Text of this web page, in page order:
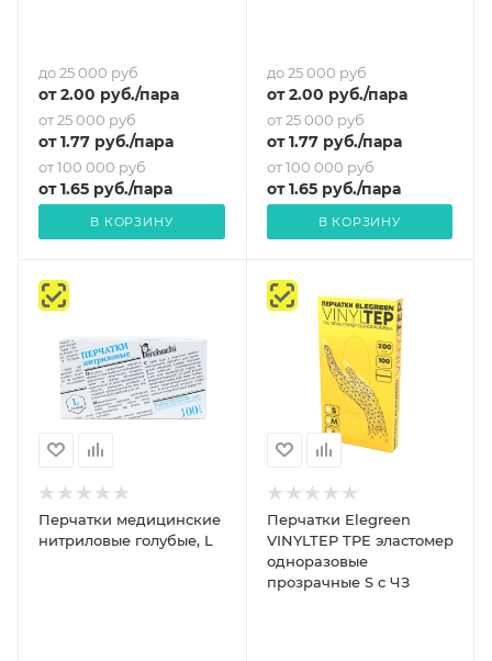
до 25 000 руб
от2.00 руб./пара
от 25 000 руб
от1.77 руб./пара
от 100 000 руб
от1.65 руб./пара
В КОРЗИНУ
до 25 000 руб
от2.00 руб./пара
от 25 000 руб
от1.77руб./пара
от 100 000 руб
от1.65руб./пара
В КОРЗИНУ
Перчатки медицинские
нитриловые голубые, L
Перчатки Elegreen
VINYLTEP TPE эластомер
одноразовые
прозрачные S с ЧЗ